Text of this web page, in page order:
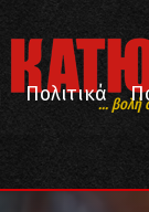
... βολή
Πολιτικά
Επικαιρότητα
τους η